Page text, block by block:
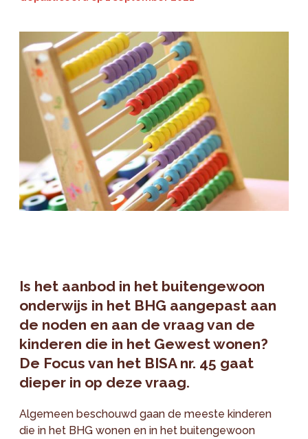
Is het aanbod in het buitengewoon
onderwijs in het BHG aangepast aan
de noden en aan de vraag van de
kinderen die in het Gewest wonen?
De Focus van het BISA nr. 45 gaat
dieper in op deze vraag.
Algemeen beschouwd gaan de meeste kinderen
die in het BHG wonen en in het buitengewoon